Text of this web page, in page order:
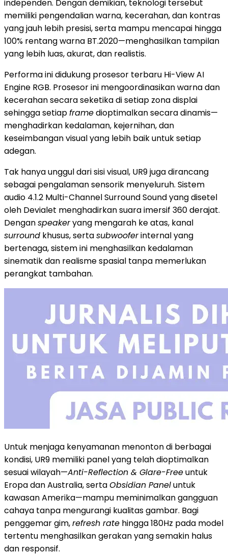
independen. Dengan demikian, teknologi tersebut
memiliki pengendalian warna, kecerahan, dan kontras
yang jauh lebih presisi, serta mampu mencapai hingga
100% rentang warna BT.2020—menghasilkan tampilan
yang lebih luas, akurat, dan realistis.
Performa ini didukung prosesor terbaru Hi-View AI
Engine RGB. Prosesor ini mengoordinasikan warna dan
kecerahan secara seketika di setiap zona displai
sehingga setiapframedioptimalkan secara dinamis—
menghadirkan kedalaman, kejernihan, dan
keseimbangan visual yang lebih baik untuk setiap
adegan.
Tak hanya unggul dari sisi visual, UR9 juga dirancang
sebagai pengalaman sensorik menyeluruh. Sistem
audio 4.1.2 Multi-Channel Surround Sound yang disetel
oleh Devialet menghadirkan suara imersif 360 derajat.
Denganspeakeryang mengarah ke atas, kanal
surround khusus, sertasubwooferinternal yang
bertenaga, sistem ini menghasilkan kedalaman
sinematik dan realisme spasial tanpa memerlukan
perangkat tambahan.
Untuk menjaga kenyamanan menonton di berbagai
kondisi, UR9 memiliki panel yang telah dioptimalkan
sesuai wilayah—Anti-Reflection & Glare-Freeuntuk
Eropa dan Australia, sertaObsidian Paneluntuk
kawasan Amerika—mampu meminimalkan gangguan
cahaya tanpa mengurangi kualitas gambar. Bagi
penggemar gim,refresh rate hingga 180Hz pada model
tertentu menghasilkan gerakan yang semakin halus
dan responsif.